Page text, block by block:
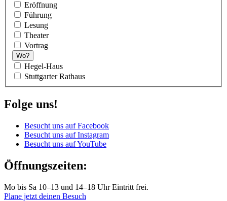
Eröffnung
Führung
Lesung
Theater
Vortrag
Wo?
Hegel-Haus
Stuttgarter Rathaus
Folge uns!
Besucht uns auf Facebook
Besucht uns auf Instagram
Besucht uns auf YouTube
Öffnungszeiten:
Mo bis Sa 10–13 und 14–18 Uhr Eintritt frei.
Plane jetzt deinen Besuch